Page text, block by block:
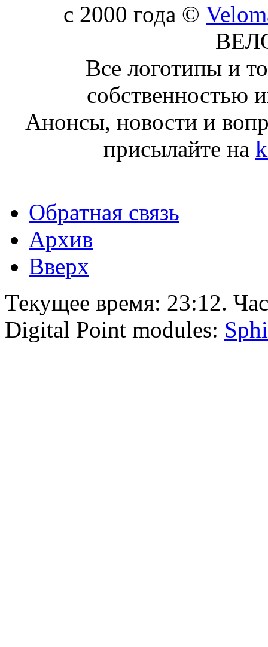
c 2000 года ©
Все логотипы и
собственностью
Анонсы, новости и
присылайте на
Обратная связь
Архив
Вверх
Текущее время: 23:12.
Digital Point modules: